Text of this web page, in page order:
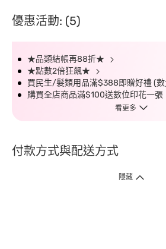
優惠活動: (5)
★品類結帳再88折★
★點數2倍狂飆★
買民生/髮類用品滿$388即贈好禮 (
購買全店商品滿$100送數位印花一張
看更多
付款方式與配送方式
隱藏